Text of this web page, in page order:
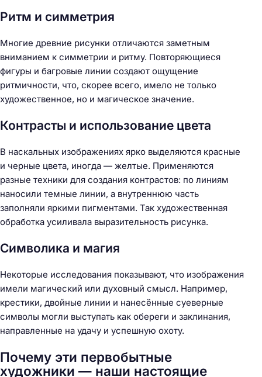
Ритм и симметрия
Многие древние рисунки отличаются заметным
вниманием к симметрии и ритму. Повторяющиеся
фигуры и багровые линии создают ощущение
ритмичности, что, скорее всего, имело не только
художественное, но и магическое значение.
Контрасты и использование цвета
В наскальных изображениях ярко выделяются красные
и черные цвета, иногда — желтые. Применяются
разные техники для создания контрастов: по линиям
наносили темные линии, а внутреннюю часть
заполняли яркими пигментами. Так художественная
обработка усиливала выразительность рисунка.
Символика и магия
Некоторые исследования показывают, что изображения
имели магический или духовный смысл. Например,
крестики, двойные линии и нанесённые суеверные
символы могли выступать как обереги и заклинания,
направленные на удачу и успешную охоту.
Почему эти первобытные
художники — наши настоящие